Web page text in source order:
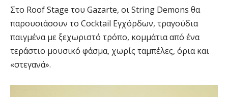
Στο Roof Stage του Gazarte, οι String Demons θα
παρουσιάσουν το Cocktail Εγχόρδων, τραγούδια
παιγμένα με ξεχωριστό τρόπο, κομμάτια από ένα
τεράστιο μουσικό φάσμα, χωρίς ταμπέλες, όρια και
«στεγανά».